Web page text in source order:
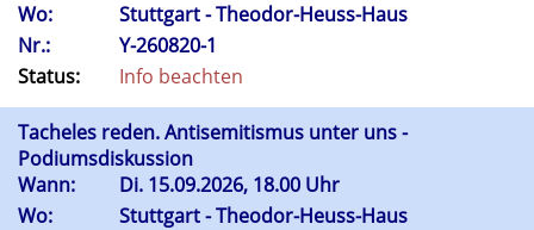
Wo:
Stuttgart - Theodor-Heuss-Haus
Nr.:
Y-260820-1
Status:
Info beachten
Tacheles reden. Antisemitismus unter uns -
Podiumsdiskussion
Wann:
Di. 15.09.2026, 18.00 Uhr
Wo:
Stuttgart - Theodor-Heuss-Haus